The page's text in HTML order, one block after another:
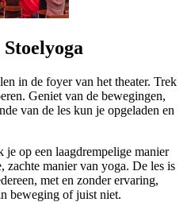
in de foyer van het theater. Trek
Geniet van de bewegingen,
van de les kun je opgeladen en
je op een laagdrempelige manier
zachte manier van yoga. De les is
met en zonder ervaring,
beweging of juist niet.